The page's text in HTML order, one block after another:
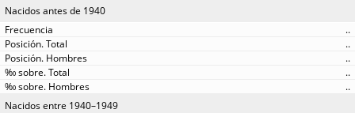
Nacidos antes de 1940
..
..
..
..
..
Nacidos entre 1940–1949